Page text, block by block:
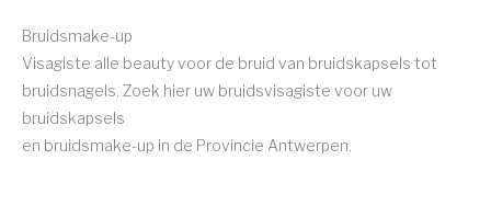
Bruidsmake-up
Visagiste alle beauty voor de bruid van bruidskapsels tot
bruidsnagels. Zoek hier uw bruidsvisagiste voor uw
bruidskapsels
en bruidsmake-up in de Provincie Antwerpen.